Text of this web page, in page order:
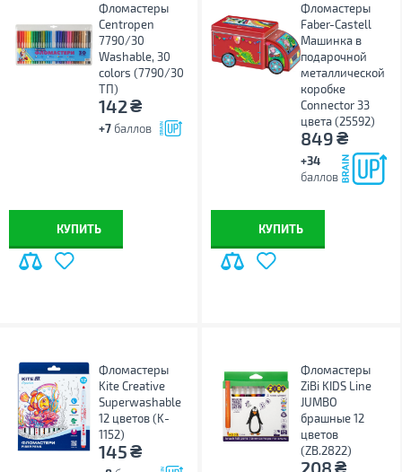
Фломастеры
Centropen
7790/30
Washable, 30
colors (7790/30
ТП)
142₴
+7 баллов
КУПИТЬ
Фломастеры
Faber-Castell
Машинка в
подарочной
металлической
коробке
Connector 33
цвета (25592)
849₴
+34
баллов
КУПИТЬ
Фломастеры
Kite Creative
Superwashable
12 цветов (K-
1152)
145₴
Фломастеры
ZiBi KIDS Line
JUMBO
брашные 12
цветов
(ZB.2822)
208₴